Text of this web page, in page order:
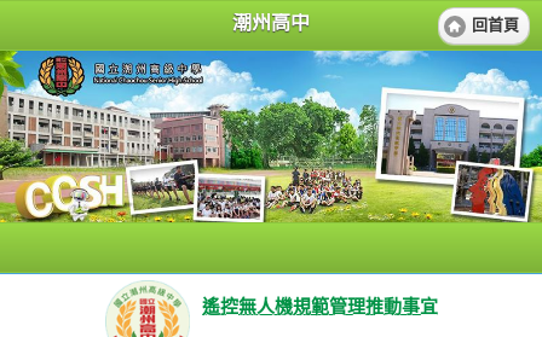
潮州高中 回首頁
遙控無人機規範管理推動事宜